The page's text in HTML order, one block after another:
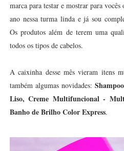
marca para testar e mostrar para
ano nessa turma linda e já sou
Os produtos além de terem uma
todos os tipos de cabelos.
A caixinha desse mês vieram itens
também algumas novidades:
Liso, Creme Multifuncional -
Banho de Brilho Color Express.